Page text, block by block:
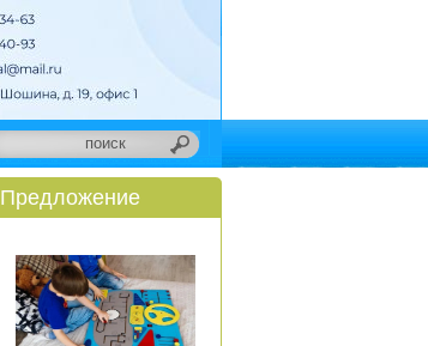
Предложение